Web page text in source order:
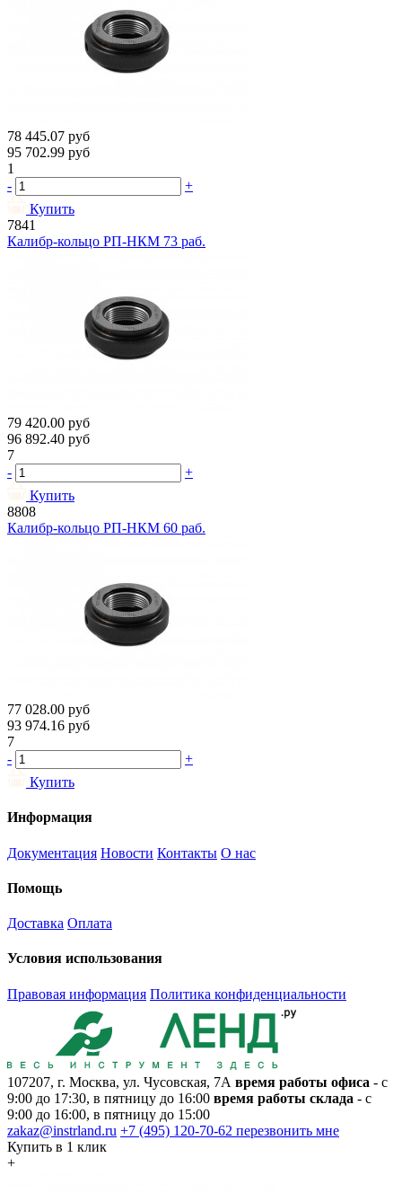
78 445.07 руб
95 702.99 руб
1
-
+
Купить
7841
Калибр-кольцо РП-НКМ 73 раб.
79 420.00 руб
96 892.40 руб
7
-
+
Купить
8808
Калибр-кольцо РП-НКМ 60 раб.
77 028.00 руб
93 974.16 руб
7
-
+
Купить
Информация
Документация Новости Контакты О нас
Помощь
Доставка Оплата
Условия использования
Правовая информация Политика конфиденциальности
107207, г. Москва, ул. Чусовская, 7А время работы офиса - с
9:00 до 17:30, в пятницу до 16:00 время работы склада - с
9:00 до 16:00, в пятницу до 15:00
zakaz@instrland.ru +7 (495) 120-70-62 перезвонить мне
Купить в 1 клик
+